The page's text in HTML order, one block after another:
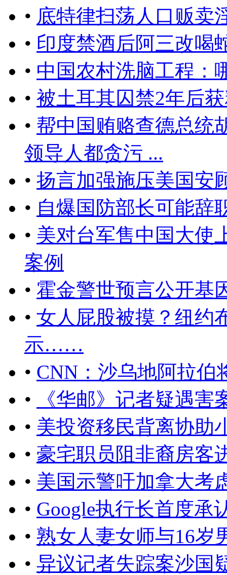
• 底特律扫荡人口贩卖
• 印度禁酒后阿三改喝
• 中国农村洗脑工程：
• 被土耳其囚禁2年后
• 帮中国贿赂查德总统
领导人都贪污 ...
• 扬言加强施压美国安
• 自爆国防部长可能辞
• 美对台军售中国大使
案例
• 霍金警世预言公开基
• 女人屁股被摸？纽约
示……
• CNN：沙乌地阿拉伯
•
《华邮》记者疑遇
• 美投资移民背离协助
• 豪宅职员阻非裔房客
• 美国示警吁加拿大考
• Google执行长首度承
• 熟女人妻女师与16岁
• 异议记者失踪案沙国